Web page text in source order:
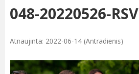
048-20220526-RSV
Atnaujinta: 2022-06-14 (Antradienis)